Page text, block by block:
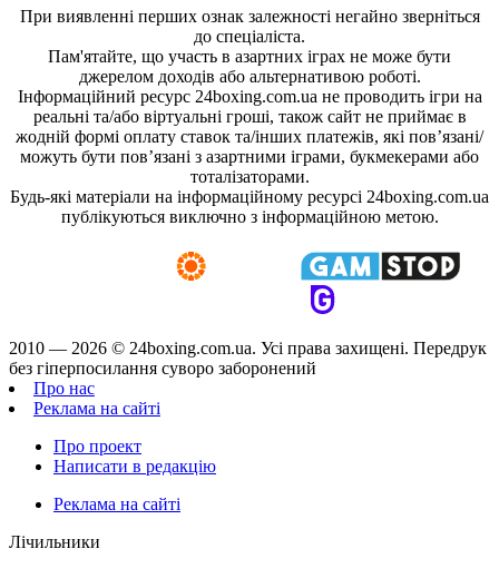
При виявленні перших ознак залежності негайно зверніться
до спеціаліста.
Пам'ятайте, що участь в азартних іграх не може бути
джерелом доходів або альтернативою роботі.
Інформаційний ресурс 24boxing.com.ua не проводить ігри на
реальні та/або віртуальні гроші, також сайт не приймає в
жодній формі оплату ставок та/інших платежів, які пов’язані/
можуть бути пов’язані з азартними іграми, букмекерами або
тоталізаторами.
Будь-які матеріали на інформаційному ресурсі 24boxing.com.ua
публікуються виключно з інформаційною метою.
2010 — 2026 © 24boxing.com.ua. Усi права захищенi. Передрук
без гіперпосилання суворо заборонений
Про нас
Реклама на сайті
Про проект
Написати в редакцію
Реклама на сайті
Лічильники